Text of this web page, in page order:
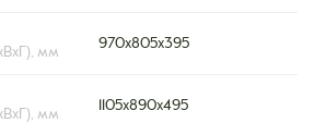
мм
970x805x395
мм
1105x890x495